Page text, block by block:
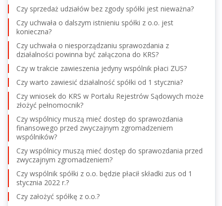
Czy sprzedaż udziałów bez zgody spółki jest nieważna?
Czy uchwała o dalszym istnieniu spółki z o.o. jest
konieczna?
Czy uchwała o niesporządzaniu sprawozdania z
działalności powinna być załączona do KRS?
Czy w trakcie zawieszenia jedyny wspólnik płaci ZUS?
Czy warto zawiesić działalność spółki od 1 stycznia?
Czy wniosek do KRS w Portalu Rejestrów Sądowych może
złożyć pełnomocnik?
Czy wspólnicy muszą mieć dostęp do sprawozdania
finansowego przed zwyczajnym zgromadzeniem
wspólników?
Czy wspólnicy muszą mieć dostęp do sprawozdania przed
zwyczajnym zgromadzeniem?
Czy wspólnik spółki z o.o. będzie płacił składki zus od 1
stycznia 2022 r.?
Czy założyć spółkę z o.o.?